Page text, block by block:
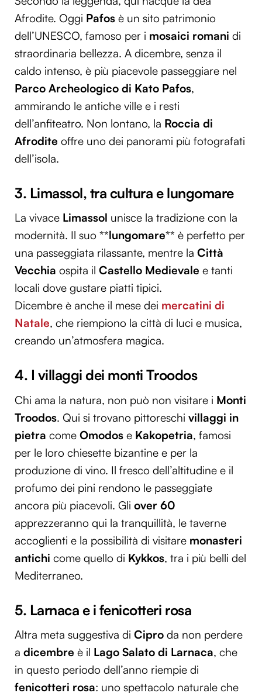
Afrodite. Oggi Pafos è un sito patrimonio
dell’UNESCO, famoso per i mosaici romani di
straordinaria bellezza. A dicembre, senza il
caldo intenso, è più piacevole passeggiare nel
Parco Archeologico di Kato Pafos,
ammirando le antiche ville e i resti
dell’anfiteatro. Non lontano, la Roccia di
Afrodite offre uno dei panorami più fotografati
dell’isola.
3. Limassol, tra cultura e lungomare
La vivace Limassol unisce la tradizione con la
modernità. Il suo **lungomare** è perfetto per
una passeggiata rilassante, mentre la Città
Vecchia ospita il Castello Medievale e tanti
locali dove gustare piatti tipici.
Dicembre è anche il mese dei mercatini di
Natale, che riempiono la città di luci e musica,
creando un’atmosfera magica.
4. I villaggi dei monti Troodos
Chi ama la natura, non può non visitare i Monti
Troodos. Qui si trovano pittoreschi villaggi in
pietra come Omodos e Kakopetria, famosi
per le loro chiesette bizantine e per la
produzione di vino. Il fresco dell’altitudine e il
profumo dei pini rendono le passeggiate
ancora più piacevoli. Gli over 60
apprezzeranno qui la tranquillità, le taverne
accoglienti e la possibilità di visitare monasteri
antichi come quello di Kykkos, tra i più belli del
Mediterraneo.
5. Larnaca e i fenicotteri rosa
Altra meta suggestiva di Cipro da non perdere
a dicembre è il Lago Salato di Larnaca, che
in questo periodo dell’anno riempie di
fenicotteri rosa: uno spettacolo naturale che